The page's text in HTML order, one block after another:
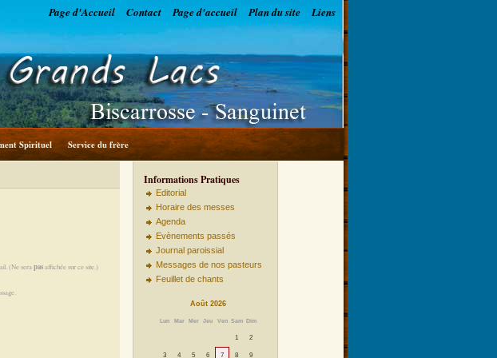
Liens
Plan du site
Page d'accueil
Contact
Page d'Accueil
Spirituel Service du frère
Informations Pratiques
Editorial
Horaire des messes
Agenda
Evènements passés
Journal paroissial
Messages de nos pasteurs
Feuillet de chants
Août 2026
Lun Mar Mer Jeu Ven Sam Dim
1 2
3 4 5 6 7 8 9
(Ne serapasaffichée sur ce site.)